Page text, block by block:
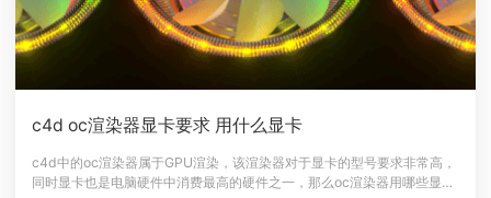
Maya AI渲染方案
Maya AI渲染方案
Maya AI渲染方案
Maya AI渲染方案
Maya AI渲染方案
Maya AI渲染方案
云制作价格
云制作价格
云制作价格
云制作价格
云制作价格
云制作价格
案例
新闻资讯
渲染大赛
泛CG交流会
新闻资讯
渲染大赛
泛CG交流会
新闻资讯
渲染大赛
泛CG交流会
新闻资讯
渲染大赛
泛CG交流会
新闻资讯
渲染大赛
泛CG交流会
新闻资讯
渲染大赛
泛CG交流会
特惠专区
教育优惠
教育优惠
教育优惠
教育优惠
教育优惠
教育优惠
关于我们
c4d oc渲染器显卡要求 用什么显卡
c4d中的oc渲染器属于GPU渲染，该渲染器对于显卡的型号要求非常高，
同时显卡也是电脑硬件中消费最高的硬件之一，那么oc渲染器用哪些显卡